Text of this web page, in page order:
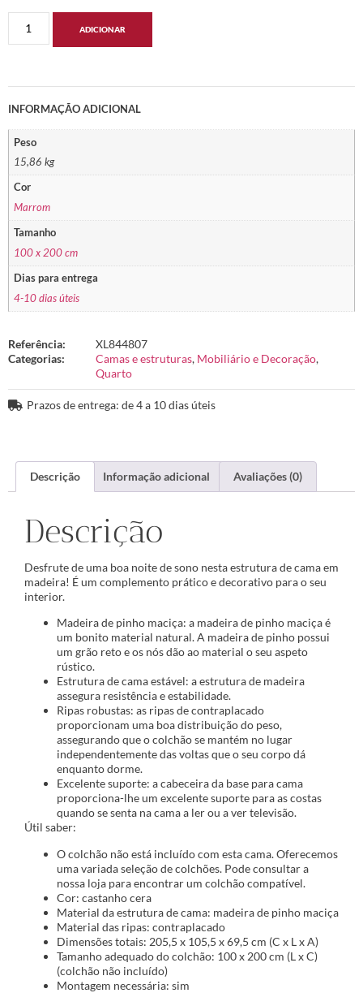
ADICIONAR
INFORMAÇÃO ADICIONAL
Peso
15,86 kg
Cor
Marrom
Tamanho
100 x 200 cm
Dias para entrega
4-10 dias úteis
Referência:
XL844807
Categorias:
Camas e estruturas, Mobiliário e Decoração,
Quarto
Prazos de entrega: de 4 a 10 dias úteis
Descrição Informação adicional Avaliações (0)
Descrição
Desfrute de uma boa noite de sono nesta estrutura de cama em
madeira! É um complemento prático e decorativo para o seu
interior.
Madeira de pinho maciça: a madeira de pinho maciça é
um bonito material natural. A madeira de pinho possui
um grão reto e os nós dão ao material o seu aspeto
rústico.
Estrutura de cama estável: a estrutura de madeira
assegura resistência e estabilidade.
Ripas robustas: as ripas de contraplacado
proporcionam uma boa distribuição do peso,
assegurando que o colchão se mantém no lugar
independentemente das voltas que o seu corpo dá
enquanto dorme.
Excelente suporte: a cabeceira da base para cama
proporciona-lhe um excelente suporte para as costas
quando se senta na cama a ler ou a ver televisão.
Útil saber:
O colchão não está incluído com esta cama. Oferecemos
uma variada seleção de colchões. Pode consultar a
nossa loja para encontrar um colchão compatível.
Cor: castanho cera
Material da estrutura de cama: madeira de pinho maciça
Material das ripas: contraplacado
Dimensões totais: 205,5 x 105,5 x 69,5 cm (C x L x A)
Tamanho adequado do colchão: 100 x 200 cm (L x C)
(colchão não incluído)
Montagem necessária: sim